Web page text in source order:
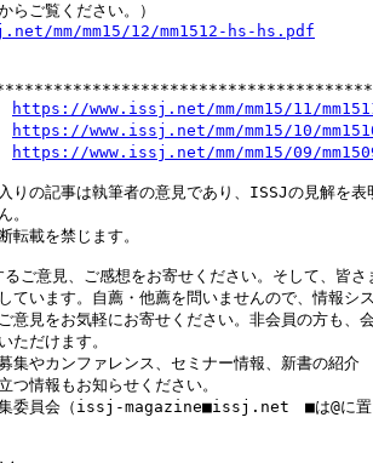
らご覧ください。）
mm/mm15/12/mm1512-hs-hs.pdf
https://www.issj.net/mm/mm15/11/
https://www.issj.net/mm/mm15/10/
https://www.issj.net/mm/mm15/09/
りの記事は執筆者の意見であり、ISSJの見解を表
。
転載を禁じます。
ご意見、ご感想をお寄せください。そして、皆さ
ています。自薦・他薦を問いませんので、情報シ
意見をお気軽にお寄せください。非会員の方も、
ただけます。
集やカンファレンス、セミナー情報、新書の紹介
つ情報もお知らせください。
集委員会（issj-magazine■issj.net　■は@に置